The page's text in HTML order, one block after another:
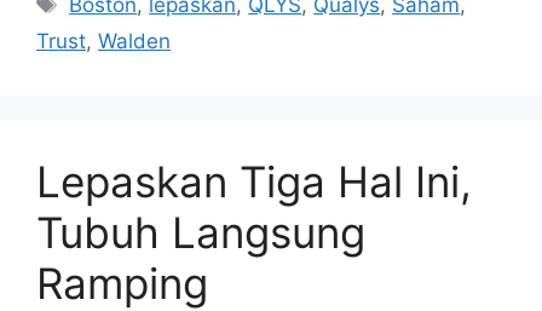
Boston, lepaskan, QLYS, Qualys, Saham,
Trust, Walden
Lepaskan Tiga Hal Ini,
Tubuh Langsung
Ramping